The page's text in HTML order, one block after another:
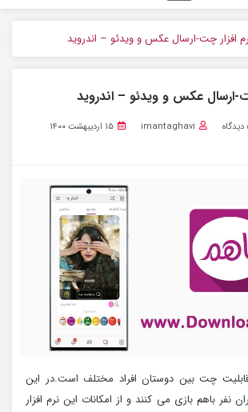
افزار چت-ارسال عکس و ویدئو – اندروید
ارسال عکس و ویدئو – اندروید
دیدگاه imantaghavi
۱۵ اردیبهشت ۱۴۰۰
قابلیت چت بین دوستان افراد مختلف است.در این
نفر باهم بازی می کنند و از امکانات این نرم افزار